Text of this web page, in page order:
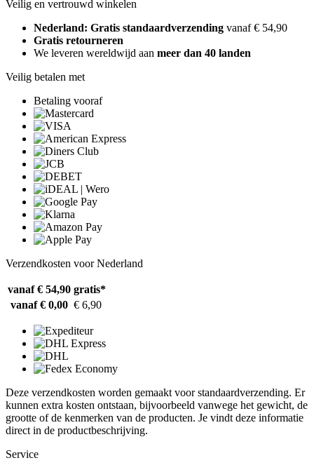
Veilig en vertrouwd winkelen
Nederland: Gratis standaardverzending vanaf € 54,90
Gratis retourneren
We leveren wereldwijd aan meer dan 40 landen
Veilig betalen met
Betaling vooraf
Verzendkosten voor Nederland
vanaf € 54,90 gratis*
vanaf € 0,00 € 6,90
Deze verzendkosten worden gemaakt voor standaardverzending. Er
kunnen extra kosten ontstaan, bijvoorbeeld vanwege het gewicht, de
grootte of de kenmerken van de producten. Je vindt deze informatie
direct in de productbeschrijving.
Service